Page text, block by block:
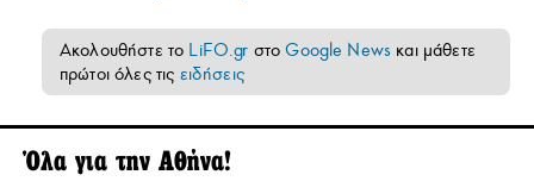
Ακολουθήστε το LiFO.gr στοGoogle News και μάθετε
πρώτοι όλες τις ειδήσεις
Όλα για την Αθήνα!